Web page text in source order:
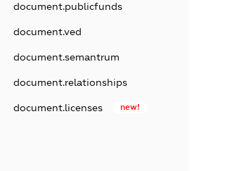
document.publicfunds
document.ved
document.semantrum
document.relationships
document.licenses new!